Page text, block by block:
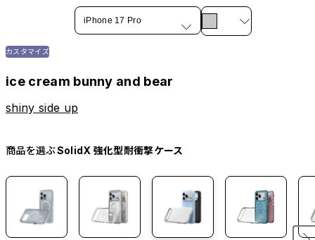
iPhone 17 Pro
カスタマイズ
ice cream bunny and bear
shiny side up
商品を選ぶSolidX 強化型耐衝撃ケース